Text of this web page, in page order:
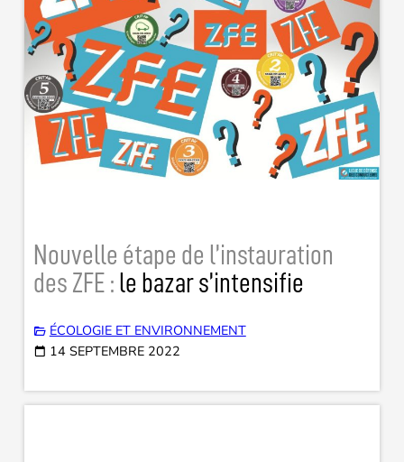
Nouvelle étape de l’instauration
des ZFE : le bazar s’intensifie
ÉCOLOGIE ET ENVIRONNEMENT
14 SEPTEMBRE 2022